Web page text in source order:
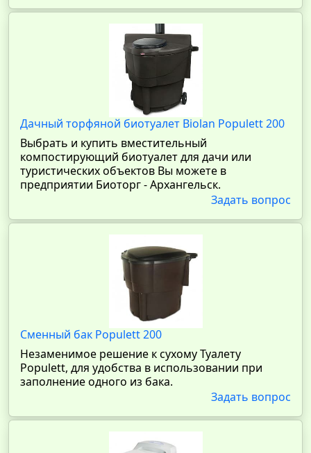
Дачный торфяной биотуалет Biolan Populett 200
Выбрать и купить вместительный
компостирующий биотуалет для дачи или
туристических объектов Вы можете в
предприятии Биоторг - Архангельск.
Задать вопрос
Сменный бак Populett 200
Незаменимое решение к сухому Туалету
Populett, для удобства в использовании при
заполнение одного из бака.
Задать вопрос